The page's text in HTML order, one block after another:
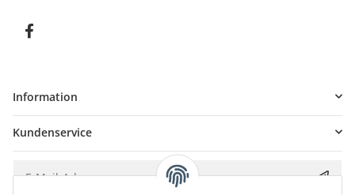
Information
Kundenservice